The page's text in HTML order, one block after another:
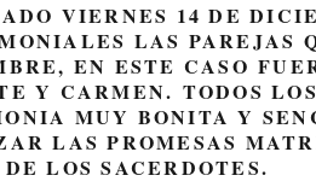
VIERNES 14 DE
LAS PAREJAS
EN ESTE CASO
Y CARMEN. TODOS
MUY BONITA Y
LAS PROMESAS
LOS SACERDOTES.